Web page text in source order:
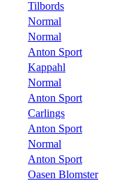
Tilbords
Normal
Normal
Anton Sport
Kappahl
Normal
Anton Sport
Carlings
Anton Sport
Normal
Anton Sport
Oasen Blomster